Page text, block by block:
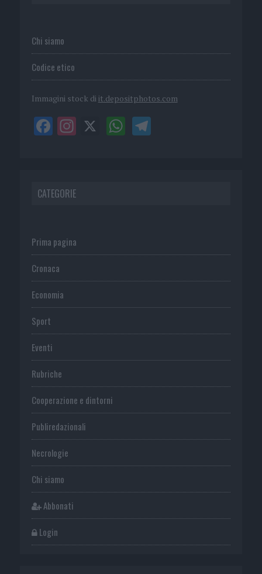
Chi siamo
Codice etico
Immagini stock di it.depositphotos.com
CATEGORIE
Prima pagina
Cronaca
Economia
Sport
Eventi
Rubriche
Cooperazione e dintorni
Publiredazionali
Necrologie
Chi siamo
Abbonati
Login